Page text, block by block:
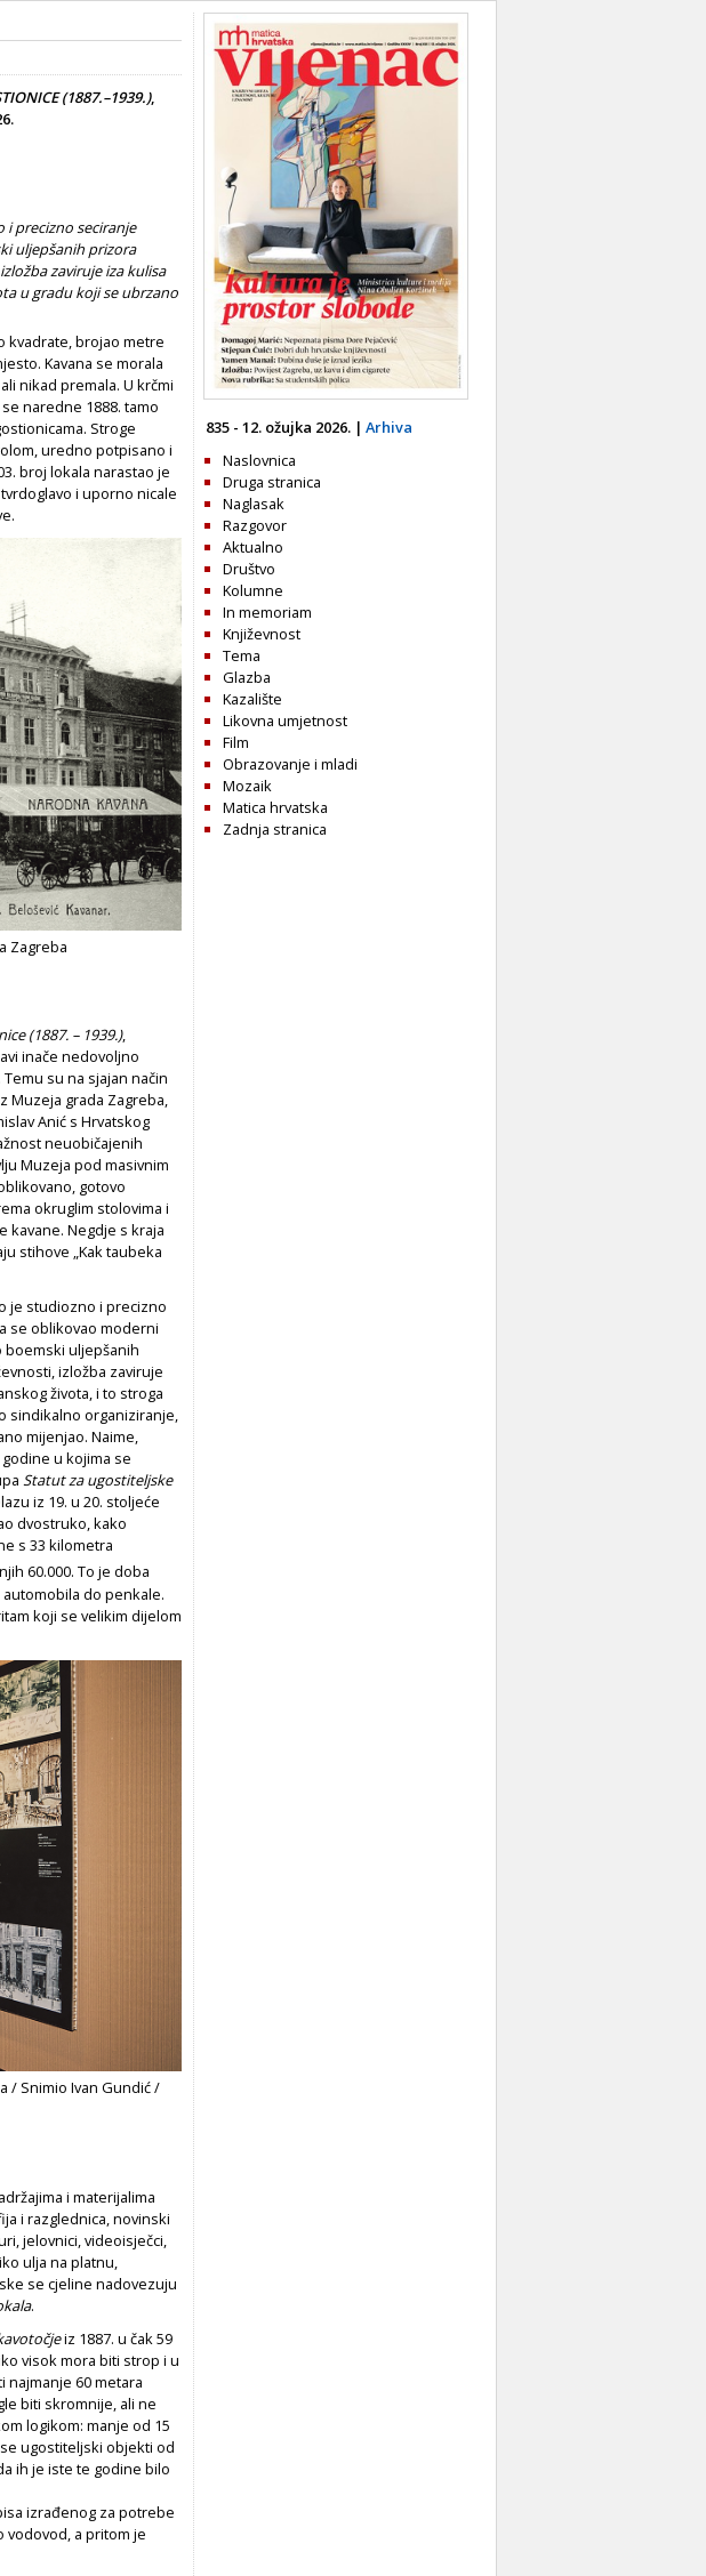
(1887.–1939.),
i precizno seciranje
uljepšanih prizora
zaviruje iza kulisa
u gradu koji se ubrzano
kvadrate, brojao metre
Kavana se morala
nikad premala. U krčmi
naredne 1888. tamo
Stroge
uredno potpisano i
broj lokala narastao je
i uporno nicale
Zagreba
(1887. – 1939.),
inače nedovoljno
su na sjajan način
Muzeja grada Zagreba,
Anić s Hrvatskog
neuobičajenih
Muzeja pod masivnim
gotovo
okruglim stolovima i
kavane. Negdje s kraja
stihove „Kak taubeka
je studiozno i precizno
se oblikovao moderni
boemski uljepšanih
izložba zaviruje
života, i to stroga
sindikalno organiziranje,
mijenjao. Naime,
u kojima se
Statut za ugostiteljske
iz 19. u 20. stoljeće
dvostruko, kako
s 33 kilometra
60.000. To je doba
do penkale.
koji se velikim dijelom
/ Snimio Ivan Gundić /
i materijalima
i razglednica, novinski
jelovnici, videoisječci,
ulja na platnu,
se cjeline nadovezuju
.
iz 1887. u čak 59
visok mora biti strop i u
najmanje 60 metara
biti skromnije, ali ne
logikom: manje od 15
ugostiteljski objekti od
ih je iste te godine bilo
izrađenog za potrebe
vodovod, a pritom je
835 - 12. ožujka 2026. | Arhiva
Naslovnica
Druga stranica
Naglasak
Razgovor
Aktualno
Društvo
Kolumne
In memoriam
Književnost
Tema
Glazba
Kazalište
Likovna umjetnost
Film
Obrazovanje i mladi
Mozaik
Matica hrvatska
Zadnja stranica